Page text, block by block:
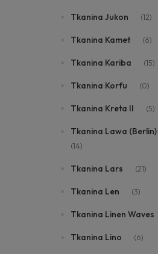
Tkanina Jukon (12)
Tkanina Kamet (6)
Tkanina Kariba (15)
Tkanina Korfu (0)
Tkanina Kreta II (5)
Tkanina Lawa (Berlin)
(14)
Tkanina Lars (21)
Tkanina Len (3)
Tkanina Linen Waves
Tkanina Lino (6)